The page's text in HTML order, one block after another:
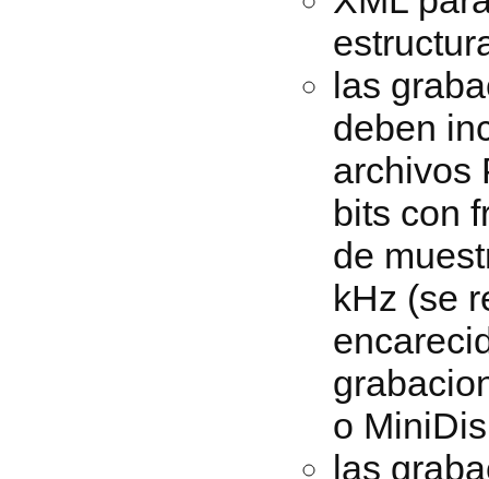
las
deben
archivos
bits con
de
kHz (se
o
las